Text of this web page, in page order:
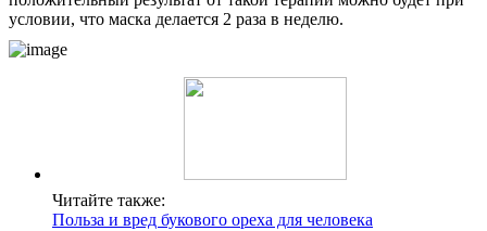
условии, что маска делается 2 раза в неделю.
Читайте также:
Польза и вред букового ореха для человека